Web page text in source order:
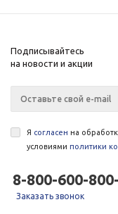
Подписывайтесь
на новости и акции
Я согласен на
условиями политики
8-800-600-
Заказать звонок